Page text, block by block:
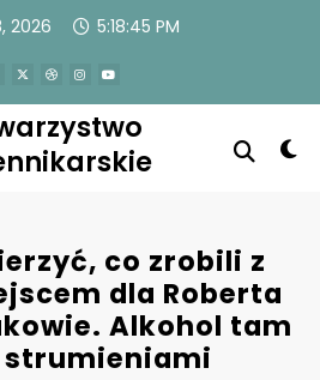
2026 5:18:45 PM
co zrobili z
dla Roberta
Alkohol tam
strumieniami